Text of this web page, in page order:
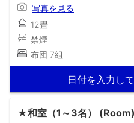
写真を見る
12畳
禁煙
布団 7組
日付を入力し
★和室（1～3名） (Room)